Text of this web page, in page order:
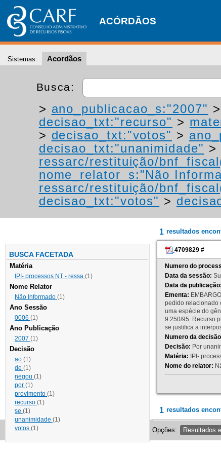
ACÓRDÃOS
Sistemas: Acordãos
Busca:
> ano_publicacao_s:"2007" >
decisao_txt:"recurso" >
> decisao_txt:"votos" >
decisao_txt:"unanimidade" >
ressarc/restituição/
nome_relator_s:"Não
ressarc/restituição/
decisao_txt:"votos" >
BUSCA FACETADA
Matéria
IPI- processos NT - ressa (1)
Nome Relator
Não Informado (1)
Ano Sessão
0006 (1)
Ano Publicação
2007 (1)
Decisão
ao (1)
de (1)
negou (1)
por (1)
provimento (1)
recurso (1)
se (1)
unanimidade (1)
votos (1)
1 resultados
4709829 #
Numero do
Data da sessão:
Data da publicação:
Ementa:
pedido relacionado
uma espécie do
9.250/95. Recurso
se justifica a
Numero da
Decisão: Por
Matéria: IPI-
Nome do relator:
1 resultados
Opções: Resultados